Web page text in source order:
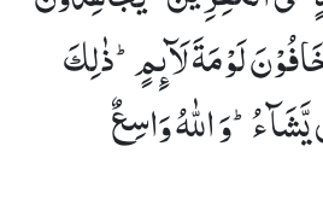
لَوْمَةَ لَآىٕمٍؕ-ذٰلِكَ
وَ اللّٰهُ وَاسِعٌ